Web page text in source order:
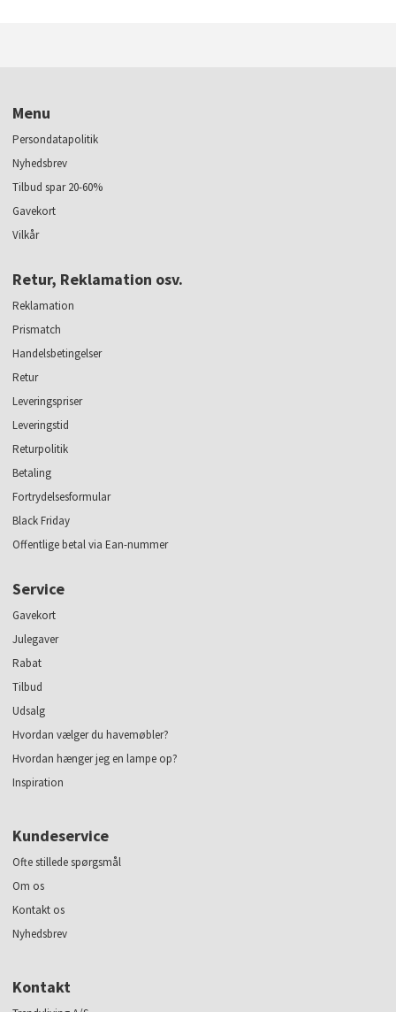
Menu
Persondatapolitik
Nyhedsbrev
Tilbud spar 20-60%
Gavekort
Vilkår
Retur, Reklamation osv.
Reklamation
Prismatch
Handelsbetingelser
Retur
Leveringspriser
Leveringstid
Returpolitik
Betaling
Fortrydelsesformular
Black Friday
Offentlige betal via Ean-nummer
Service
Gavekort
Julegaver
Rabat
Tilbud
Udsalg
Hvordan vælger du havemøbler?
Hvordan hænger jeg en lampe op?
Inspiration
Kundeservice
Ofte stillede spørgsmål
Om os
Kontakt os
Nyhedsbrev
Kontakt